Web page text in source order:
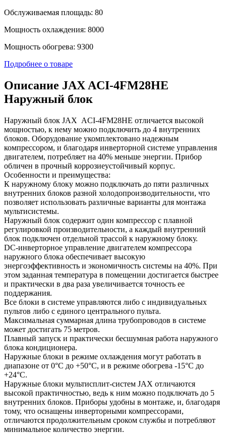
Обслуживаемая площадь: 80
Мощность охлаждения: 8000
Мощность обогрева: 9300
Подробнее о товаре
Описание JAX ACI-4FM28HE
Наружный блок
Наружный блок JAX ACI-4FM28HE отличается высокой
мощностью, к нему можно подключить до 4 внутренних
блоков. Оборудование укомплектовано надежным
компрессором, и благодаря инверторной системе управления
двигателем, потребляет на 40% меньше энергии. Прибор
обличен в прочный коррозиеустойчивый корпус.
Особенности и преимущества:
К наружному блоку можно подключать до пяти различных
внутренних блоков разной холодопроизводительности, что
позволяет использовать различные варианты для монтажа
мультисистемы.
Наружный блок содержит один компрессор с плавной
регулировкой производительности, а каждый внутренний
блок подключен отдельной трассой к наружному блоку.
DC-инверторное управление двигателем компрессора
наружного блока обеспечивает высокую
энергоэффективность и экономичность системы на 40%. При
этом заданная температура в помещении достигается быстрее
и практически в два раза увеличивается точность ее
поддержания.
Все блоки в системе управляются либо с индивидуальных
пультов либо с единого центрального пульта.
Максимальная суммарная длина трубопроводов в системе
может достигать 75 метров.
Плавный запуск и практически бесшумная работа наружного
блока кондиционера.
Наружные блоки в режиме охлаждения могут работать в
диапазоне от 0°С до +50°С, и в режиме обогрева -15°С до
+24°С.
Наружные блоки мультисплит-систем JAX отличаются
высокой практичностью, ведь к ним можно подключать до 5
внутренних блоков. Приборы удобны в монтаже, и, благодаря
тому, что оснащены инверторными компрессорами,
отличаются продолжительным сроком службы и потребляют
минимальное количество энергии.